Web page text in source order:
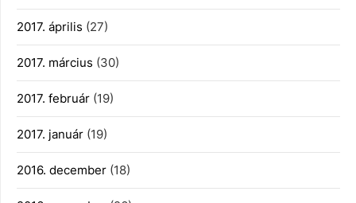
2017. április (27)
2017. március (30)
2017. február (19)
2017. január (19)
2016. december (18)